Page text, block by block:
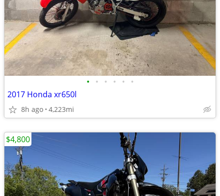
• • • • • •
2017 Honda xr650l
8h ago 4,223mi
$4,800